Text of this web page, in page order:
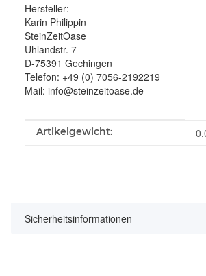
Hersteller:
Karin Philippin
SteinZeitOase
Uhlandstr. 7
D-75391 Gechingen
Telefon: +49 (0) 7056-2192219
Mail: info@steinzeitoase.de
Produkteigenschaft
Wert
Artikelgewicht:
Sicherheitsinformationen